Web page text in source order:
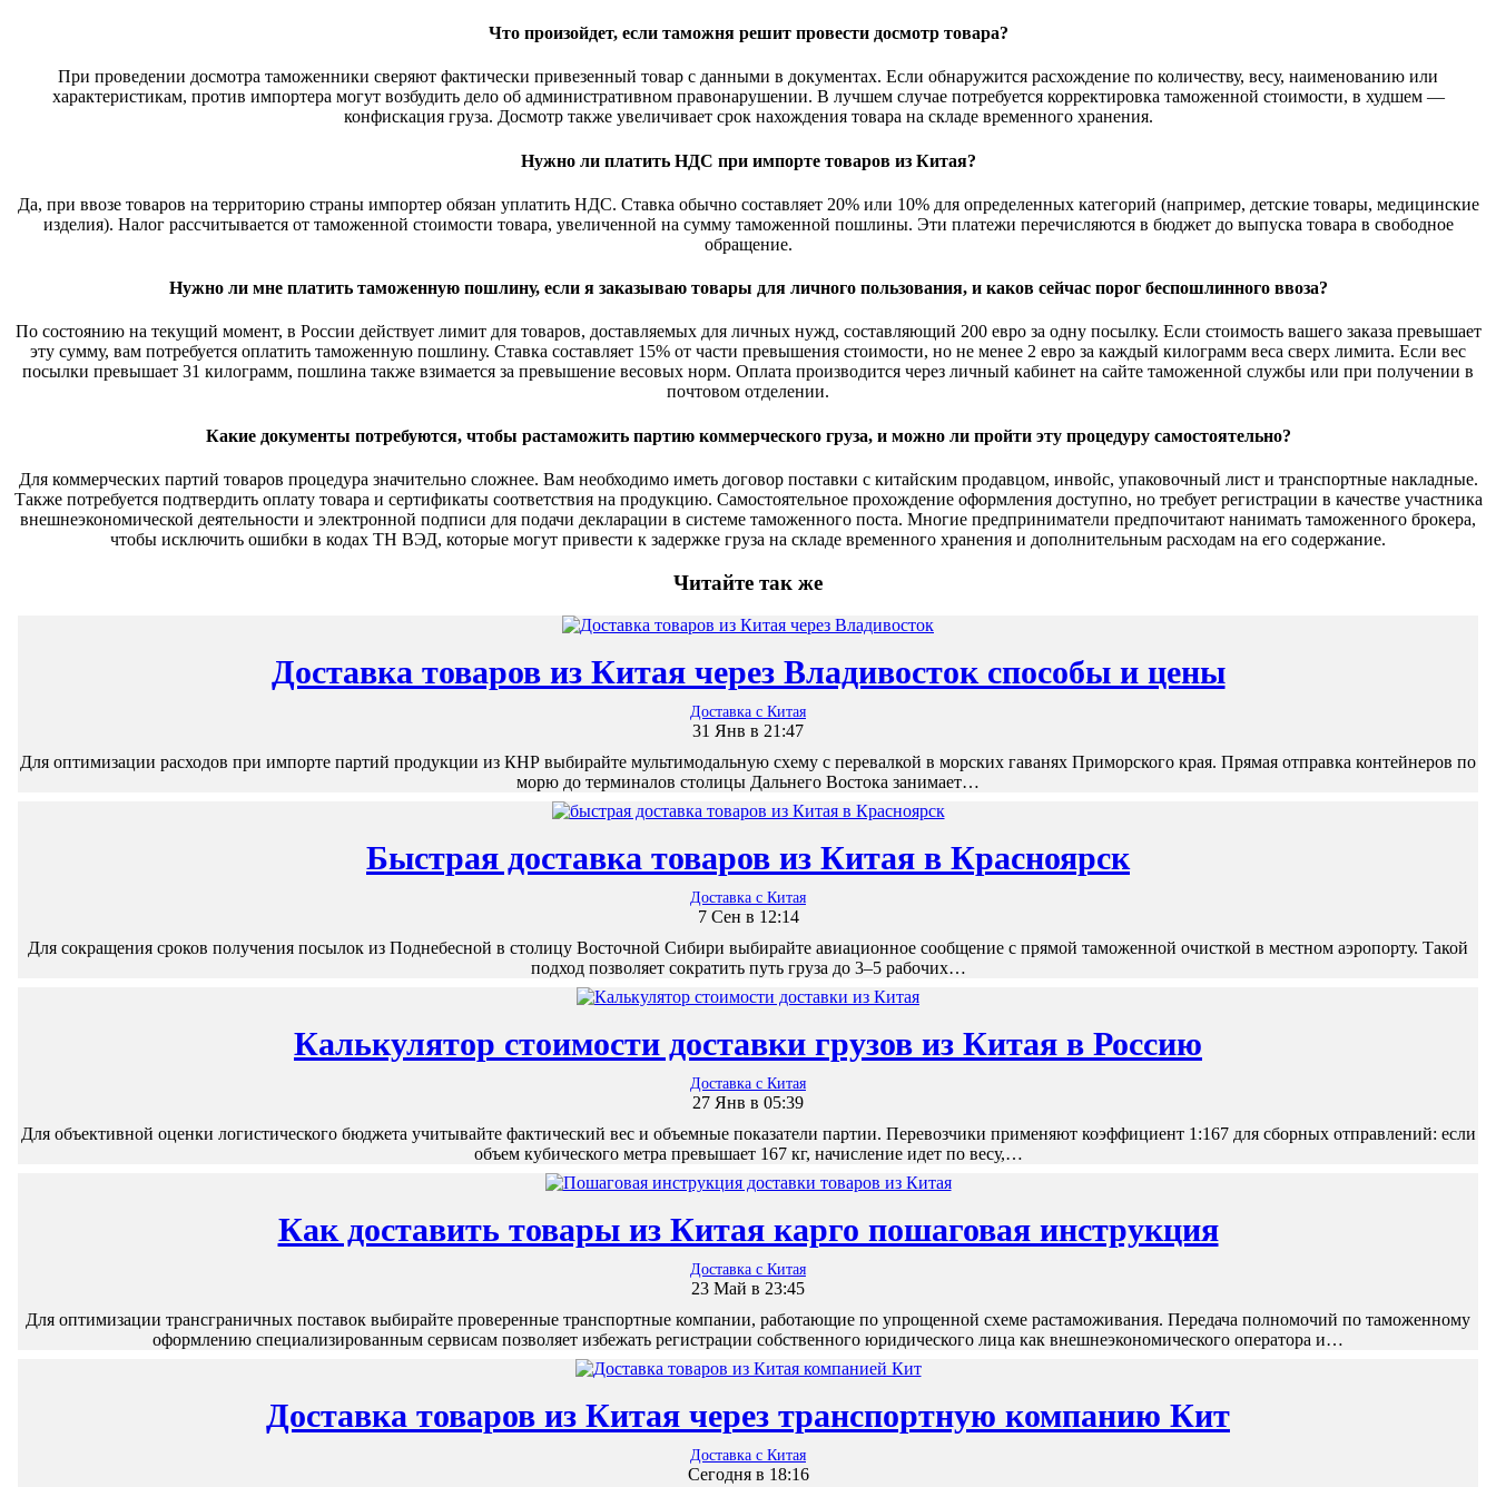
Что произойдет, если таможня решит провести досмотр товара?
При проведении досмотра таможенники сверяют фактически привезенный товар с данными в документах. Если обнаружится расхождение по количеству, весу, наименованию или
характеристикам, против импортера могут возбудить дело об административном правонарушении. В лучшем случае потребуется корректировка таможенной стоимости, в худшем —
конфискация груза. Досмотр также увеличивает срок нахождения товара на складе временного хранения.
Нужно ли платить НДС при импорте товаров из Китая?
Да, при ввозе товаров на территорию страны импортер обязан уплатить НДС. Ставка обычно составляет 20% или 10% для определенных категорий (например, детские товары, медицинские
изделия). Налог рассчитывается от таможенной стоимости товара, увеличенной на сумму таможенной пошлины. Эти платежи перечисляются в бюджет до выпуска товара в свободное
обращение.
Нужно ли мне платить таможенную пошлину, если я заказываю товары для личного пользования, и каков сейчас порог беспошлинного ввоза?
По состоянию на текущий момент, в России действует лимит для товаров, доставляемых для личных нужд, составляющий 200 евро за одну посылку. Если стоимость вашего заказа превышает
эту сумму, вам потребуется оплатить таможенную пошлину. Ставка составляет 15% от части превышения стоимости, но не менее 2 евро за каждый килограмм веса сверх лимита. Если вес
посылки превышает 31 килограмм, пошлина также взимается за превышение весовых норм. Оплата производится через личный кабинет на сайте таможенной службы или при получении в
почтовом отделении.
Какие документы потребуются, чтобы растаможить партию коммерческого груза, и можно ли пройти эту процедуру самостоятельно?
Для коммерческих партий товаров процедура значительно сложнее. Вам необходимо иметь договор поставки с китайским продавцом, инвойс, упаковочный лист и транспортные накладные.
Также потребуется подтвердить оплату товара и сертификаты соответствия на продукцию. Самостоятельное прохождение оформления доступно, но требует регистрации в качестве участника
внешнеэкономической деятельности и электронной подписи для подачи декларации в системе таможенного поста. Многие предприниматели предпочитают нанимать таможенного брокера,
чтобы исключить ошибки в кодах ТН ВЭД, которые могут привести к задержке груза на складе временного хранения и дополнительным расходам на его содержание.
Читайте так же
Доставка товаров из Китая через Владивосток способы и цены
Доставка с Китая
31 Янв в 21:47
Для оптимизации расходов при импорте партий продукции из КНР выбирайте мультимодальную схему с перевалкой в морских гаванях Приморского края. Прямая отправка контейнеров по
морю до терминалов столицы Дальнего Востока занимает…
Быстрая доставка товаров из Китая в Красноярск
Доставка с Китая
7 Сен в 12:14
Для сокращения сроков получения посылок из Поднебесной в столицу Восточной Сибири выбирайте авиационное сообщение с прямой таможенной очисткой в местном аэропорту. Такой
подход позволяет сократить путь груза до 3–5 рабочих…
Калькулятор стоимости доставки грузов из Китая в Россию
Доставка с Китая
27 Янв в 05:39
Для объективной оценки логистического бюджета учитывайте фактический вес и объемные показатели партии. Перевозчики применяют коэффициент 1:167 для сборных отправлений: если
объем кубического метра превышает 167 кг, начисление идет по весу,…
Как доставить товары из Китая карго пошаговая инструкция
Доставка с Китая
23 Май в 23:45
Для оптимизации трансграничных поставок выбирайте проверенные транспортные компании, работающие по упрощенной схеме растаможивания. Передача полномочий по таможенному
оформлению специализированным сервисам позволяет избежать регистрации собственного юридического лица как внешнеэкономического оператора и…
Доставка товаров из Китая через транспортную компанию Кит
Доставка с Китая
Сегодня в 18:16